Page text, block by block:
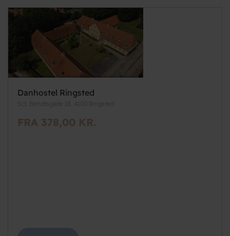
Danhostel Ringsted
Sct. Bendtsgade 18, 4100 Ringsted
FRA 378,00 KR.